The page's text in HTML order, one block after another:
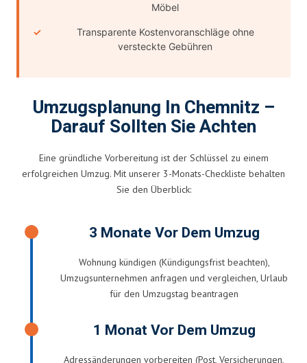
Möbel
Transparente Kostenvoranschläge ohne
versteckte Gebühren
Umzugsplanung In Chemnitz –
Darauf Sollten Sie Achten
Eine gründliche Vorbereitung ist der Schlüssel zu einem
erfolgreichen Umzug. Mit unserer 3-Monats-Checkliste behalten
Sie den Überblick:
3 Monate Vor Dem Umzug
Wohnung kündigen (Kündigungsfrist beachten),
Umzugsunternehmen anfragen und vergleichen, Urlaub
für den Umzugstag beantragen
1 Monat Vor Dem Umzug
Adressänderungen vorbereiten (Post, Versicherungen,